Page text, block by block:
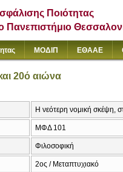
Ποιότητας
Πανεπιστήμιο
ΜΟΔΙΠ ΕΘΑΑΕ
20ό αιώνα
Η νεότερη νομική σκέψη,
ΜΦΔ 101
Φιλοσοφική
2ος / Μεταπτυχιακό